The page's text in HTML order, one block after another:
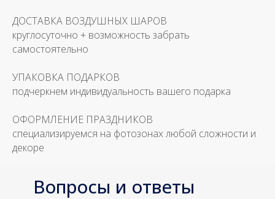
ДОСТАВКА ВОЗДУШНЫХ ШАРОВ
круглосуточно + возможность забрать
самостоятельно
УПАКОВКА ПОДАРКОВ
подчеркнем индивидуальность вашего подарка
ОФОРМЛЕНИЕ ПРАЗДНИКОВ
специализируемся на фотозонах любой сложности и
декоре
Вопросы и ответы